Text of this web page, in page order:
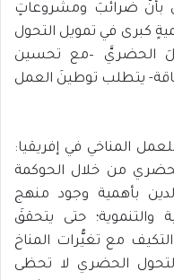
بأنَّ ضرائبَ ومشروعاتٍ
كبرى في تمويل التحول
الحضريَّ –مع تحسين
يتطلب توطينَ العمل
المناخي في إفريقيا:
من خلال الحوكمة
بأهمية وجود منهج
والتنموية؛ حتى يتحققَ
مع تغيُّرات المناخ
الحضري لا تحظى